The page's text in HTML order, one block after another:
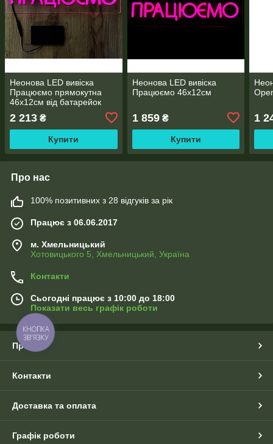
Неонова LED вивіска
Працюємо прямокутна
46х12см від батарейок
2 213 ₴
Купити
Неонова LED вивіска
Працюємо 46х12см
1 859₴
Купити
1
Про нас
100% позитивних з 28 відгуків за рік
Працює з 06.06.2017
м. Хмельницький
Хотовицького 5, Хмельницький, Україна
Контакти
Сьогодні працює з 10:00 до 18:00
Показати весь графік роботи
Про нас
Контакти
Доставка та оплата
Графік роботи
КНОПКА
ЗВ'ЯЗКУ